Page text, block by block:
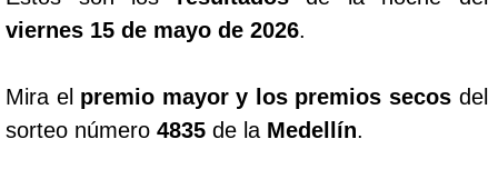
viernes 15 de mayo de 2026.
Mira el premio mayor y los premios secosdel
sorteo número 4835 de la Medellín.